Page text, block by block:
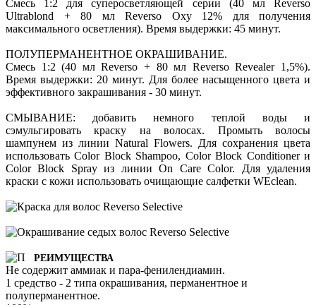
Смесь 1:2 для суперосветляющей серии (40 мл Reverso
Ultrablond + 80 мл Reverso Oxy 12% для получения
максимального осветления). Время выдержки: 45 минут.
ПОЛУПЕРМАНЕНТНОЕ ОКРАШИВАНИЕ.
Смесь 1:2 (40 мл Reverso + 80 мл Reverso Revealer 1,5%).
Время выдержки: 20 минут. Для более насыщенного цвета и
эффективного закрашивания - 30 минут.
СМЫВАНИЕ: добавить немного теплой воды и
сэмульгировать краску на волосах. Промыть волосы
шампунем из линии Natural Flowers. Для сохранения цвета
использовать Color Block Shampoo, Color Block Conditioner и
Color Block Spray из линии On Care Color. Для удаления
краски с кожи использовать очищающие салфетки WEclean.
РЕИМУЩЕСТВА
Не содержит аммиак и пара-фенилендиамин.
1 средство - 2 типа окрашивания, перманентное и
полуперманентное.